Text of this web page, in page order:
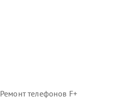
Ремонт телефонов F+